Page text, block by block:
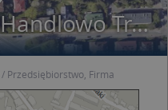
Firma Usługowo Handlowo Transportowa Kagart Solak Piotr
Przedsiębiorstwo, Firma